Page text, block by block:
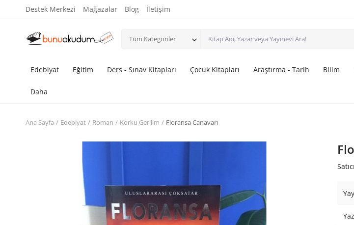
Destek Merkezi Mağazalar Blog İletişim
Tüm Kategoriler
Edebiyat Eğitim Ders - Sınav Kitapları Çocuk Kitapları Araştırma - Tarih Bilim
Daha
Ana Sayfa Edebiyat Roman Korku Gerilim Floransa Canavarı
Satıcı